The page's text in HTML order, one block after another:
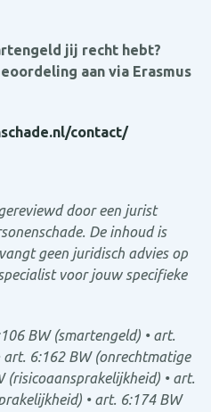
jij recht hebt?
aan via Erasmus
contact/
door een jurist
De inhoud is
geen juridisch advies op
voor jouw specifieke
BW (smartengeld) • art.
art. 6:162 BW (onrechtmatige
(risicoaansprakelijkheid) • art.
• art. 6:174 BW